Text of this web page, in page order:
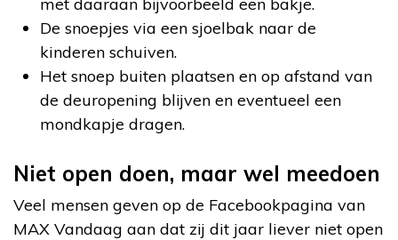
De snoepjes via een sjoelbak naar de
kinderen schuiven.
Het snoep buiten plaatsen en op afstand van
de deuropening blijven en eventueel een
mondkapje dragen.
Niet open doen, maar wel meedoen
Veel mensen geven op de Facebookpagina van
MAX Vandaag aan dat zij dit jaar liever niet open